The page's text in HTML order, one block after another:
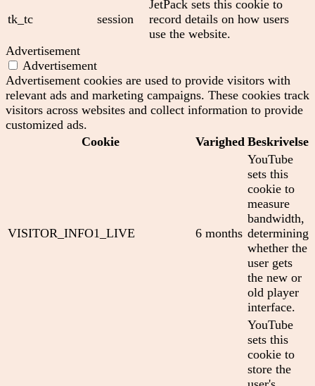
tk_tc session
JetPack sets this cookie to
record details on how users
use the website.
Advertisement
Advertisement
Advertisement cookies are used to provide visitors with
relevant ads and marketing campaigns. These cookies track
visitors across websites and collect information to provide
customized ads.
Cookie
Varighed Beskrivelse
VISITOR_INFO1_LIVE 6 months
YouTube
sets this
cookie to
measure
bandwidth,
determining
whether the
user gets
the new or
old player
interface.
YouTube
sets this
cookie to
store the